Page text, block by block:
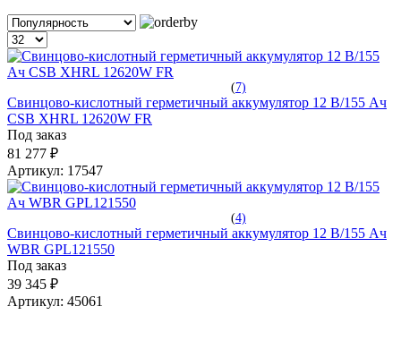
(7)
Свинцово-кислотный герметичный аккумулятор 12 В/155 Ач
CSB XHRL 12620W FR
Под заказ
81 277 ₽
Артикул: 17547
(4)
Свинцово-кислотный герметичный аккумулятор 12 В/155 Ач
WBR GPL121550
Под заказ
39 345 ₽
Артикул: 45061